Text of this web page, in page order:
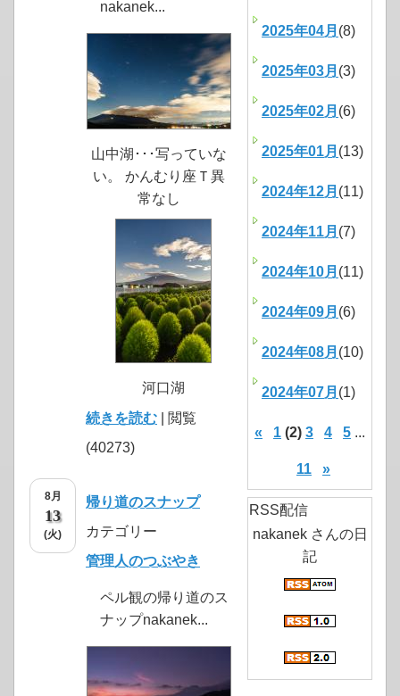
nakanek...
山中湖･･･写っていな
い。 かんむり座Ｔ異
常なし
河口湖
続きを読む | 閲覧
(40273)
8月
13
(火)
帰り道のスナップ
カテゴリー
管理人のつぶやき
ペル観の帰り道のス
ナップnakanek...
2025年04月 (8)
2025年03月 (3)
2025年02月 (6)
2025年01月 (13)
2024年12月 (11)
2024年11月 (7)
2024年10月 (11)
2024年09月 (6)
2024年08月 (10)
2024年07月 (1)
« 1 (2) 3 4 5 ...
11 »
RSS配信
nakanek さんの日
記